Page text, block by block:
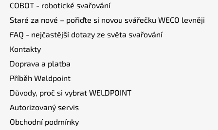
COBOT - robotické svařování
Staré za nové – pořiďte si novou svářečku WECO levněji
FAQ - nejčastější dotazy ze světa svařování
Kontakty
Doprava a platba
Příběh Weldpoint
Důvody, proč si vybrat WELDPOINT
Autorizovaný servis
Obchodní podmínky